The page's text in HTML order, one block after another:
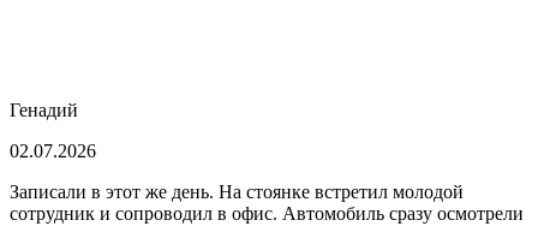
Генадий
02.07.2026
Записали в этот же день. На стоянке встретил молодой
сотрудник и сопроводил в офис. Автомобиль сразу осмотрели